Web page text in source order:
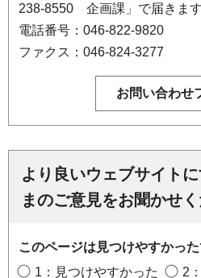
238-8550 企画課」で届きま
電話番号：046-822-9820
ファクス：046-824-3277
より良いウェブサイト
まのご意見をお聞かせ
このページは見つけやすかっ
1：見つけやすかった
2